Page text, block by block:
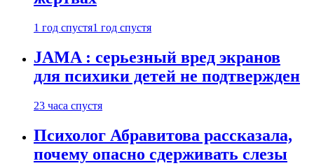
1 год спустя1 год спустя
JAMA : серьезный вред экранов
для психики детей не подтвержден
23 часа спустя
Психолог Абравитова рассказала,
почему опасно сдерживать слезы